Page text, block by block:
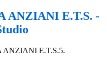
ANZIANI E.T.S. -
ANZIANI E.T.S.5.